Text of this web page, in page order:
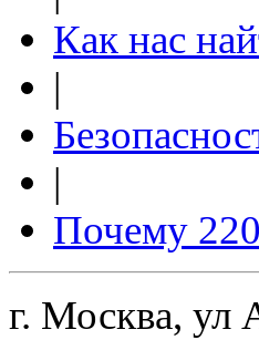
Как нас
|
|
Почему
г. Москва, ул